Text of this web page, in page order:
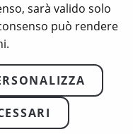
riservati
sarà valido solo
può rendere